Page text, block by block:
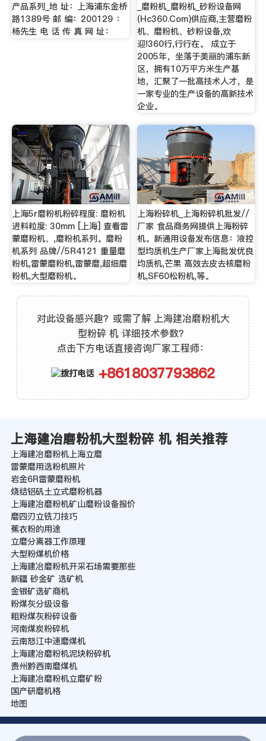
产品系列_地 址：上海浦东金桥
路1389号 邮 编：200129 ：
杨先生 电 话 传 真 网 址：
_磨粉机_磨粉机_砂粉设备网
(Hc360.Com)供应商,主营磨粉
机、磨粉机、砂粉设备,欢
迎!360行,行行在。 成立于
2005年，坐落于美丽的浦东新
区，拥有10万平方米生产基
地，汇聚了一批高技术人才，是
一家专业的生产设备的高新技术
企业。
上海5r磨粉机粉碎程度: 磨粉机
进料粒度: 30mm [上海] 查看雷
蒙磨粉机、,磨粉机系列。磨粉
机系列 品牌//5R4121 重量磨
粉机,雷蒙磨粉机,雷蒙磨,超细磨
粉机,大型磨粉机。
上海粉碎机_上海粉碎机批发//
厂家 食品商务网提供上海粉碎
机。新通用设备发布信息：液控
型均质机生产厂家上海批发优良
均质机,芒果 高效去皮去核磨粉
机,SF60松粉机,等。
对此设备感兴趣？或需了解 上海建冶磨粉机大
型粉碎 机 详细技术参数？
点击下方电话直接咨询厂家工程师：
+8618037793862
上海建冶磨粉机大型粉碎 机 相关推荐
上海建冶磨粉机上海立磨
雷蒙磨用选粉机照片
岩金6R雷蒙磨粉机
烧结铝矾土立式磨粉机器
上海建冶磨粉机矿山磨粉设备报价
磨四刃立铣刀技巧
蕉衣粉的用途
立磨分离器工作原理
大型粉煤机价格
上海建冶磨粉机开采石场需要那些
新疆 砂金矿 选矿机
金银矿选矿商机
粉煤灰分级设备
粗粉煤灰粉碎设备
河南煤炭粉碎机
云南怒江中速磨煤机
上海建冶磨粉机泥块粉碎机
贵州黔西南磨煤机
上海建冶磨粉机立磨矿粉
国产研磨机格
地图